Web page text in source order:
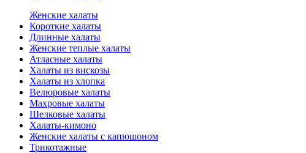
Женские халаты
Короткие халаты
Длинные халаты
Женские теплые халаты
Атласные халаты
Халаты из вискозы
Халаты из хлопка
Велюровые халаты
Махровые халаты
Шелковые халаты
Халаты-кимоно
Женские халаты с капюшоном
Трикотажные